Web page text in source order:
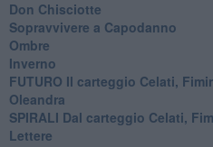
Don Chisciotte
Sopravvivere a Capodanno
Ombre
Inverno
FUTURO Il carteggio Celati,
Oleandra
SPIRALI Dal carteggio Celati,
Lettere